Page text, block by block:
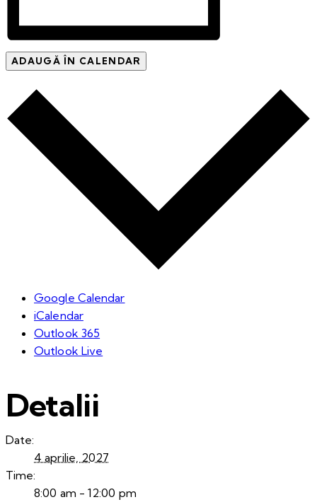
ADAUGĂ ÎN CALENDAR
Google Calendar
iCalendar
Outlook 365
Outlook Live
Detalii
Date:
4 aprilie, 2027
Time:
8:00 am - 12:00 pm